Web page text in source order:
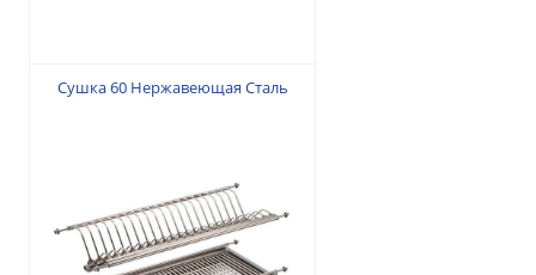
Сушка 60 Нержавеющая Сталь